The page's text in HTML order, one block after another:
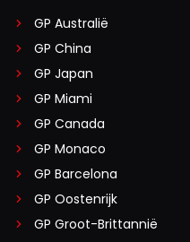
GP Australië
GP China
GP Japan
GP Miami
GP Canada
GP Monaco
GP Barcelona
GP Oostenrijk
GP Groot-Brittannië